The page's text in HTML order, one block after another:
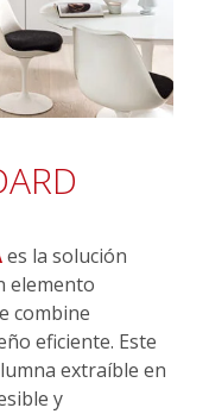
es la solución
elemento
combine
eficiente. Este
extraíble en
y